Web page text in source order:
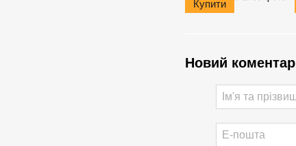
Купити
Новий коментар